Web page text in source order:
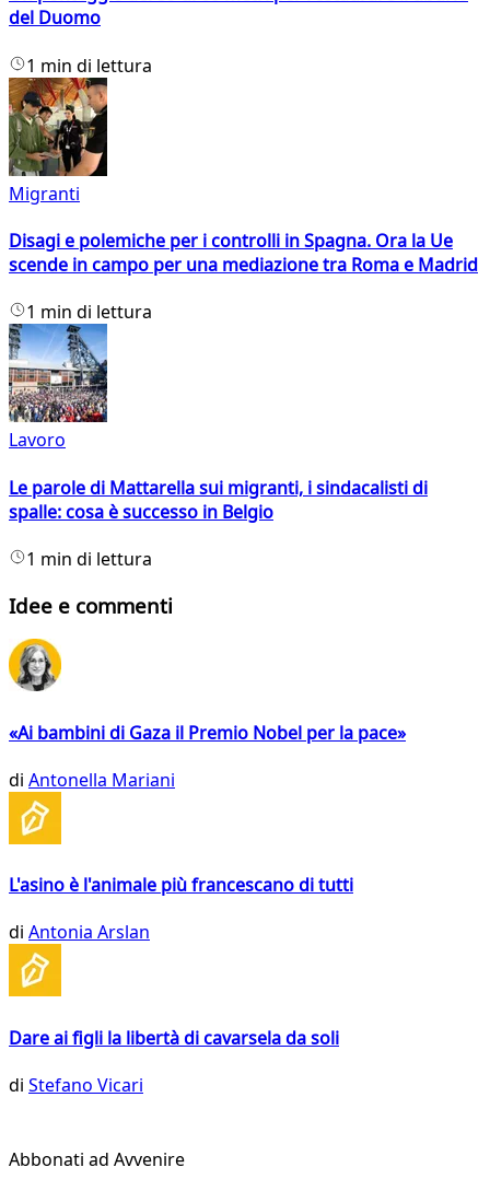
del Duomo
1 min di lettura
Migranti
Disagi e polemiche per i controlli in Spagna. Ora la Ue
scende in campo per una mediazione tra Roma e Madrid
1 min di lettura
Lavoro
Le parole di Mattarella sui migranti, i sindacalisti di
spalle: cosa è successo in Belgio
1 min di lettura
Idee e commenti
«Ai bambini di Gaza il Premio Nobel per la pace»
di Antonella Mariani
L'asino è l'animale più francescano di tutti
di Antonia Arslan
Dare ai figli la libertà di cavarsela da soli
di Stefano Vicari
Abbonati ad Avvenire